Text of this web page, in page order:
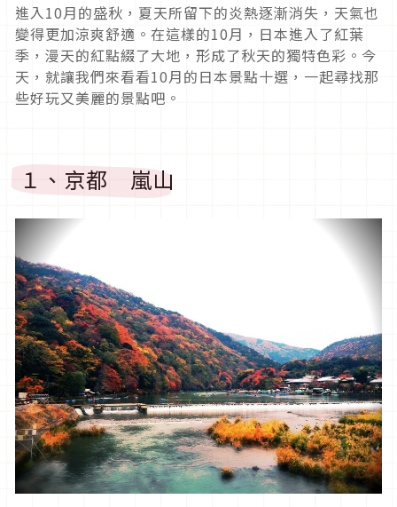
進入10月的盛秋，夏天所留下的炎熱逐漸消失，天氣也
變得更加涼爽舒適。在這樣的10月，日本進入了紅葉
季，漫天的紅點綴了大地，形成了秋天的獨特色彩。今
天，就讓我們來看看10月的日本景點十選，一起尋找那
些好玩又美麗的景點吧。
１、京都 嵐山